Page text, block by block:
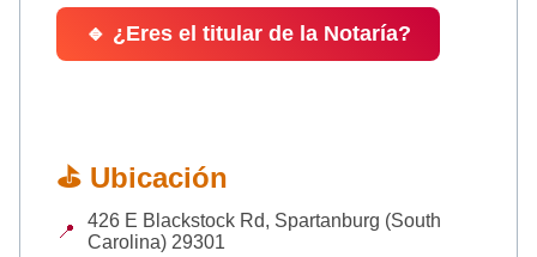
🔹 ¿Eres el titular de la Notaría?
⛳ Ubicación
📍
426 E Blackstock Rd, Spartanburg (South
Carolina) 29301